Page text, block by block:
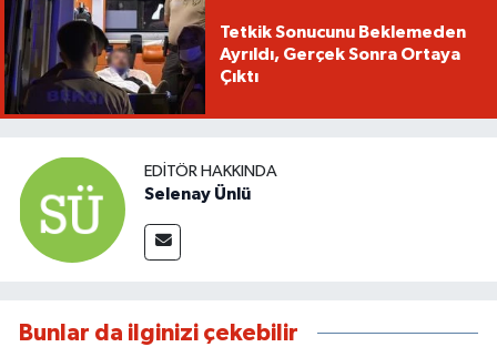
Tetkik Sonucunu Beklemeden
Ayrıldı, Gerçek Sonra Ortaya
Çıktı
EDITÖR HAKKINDA
Selenay Ünlü
Bunlar da ilginizi çekebilir